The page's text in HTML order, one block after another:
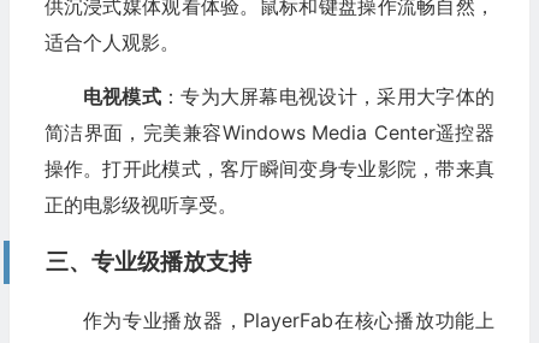
供沉浸式媒体观看体验。鼠标和键盘操作流畅自然，
适合个人观影。
电视模式：专为大屏幕电视设计，采用大字体的
简洁界面，完美兼容Windows Media Center遥控器
操作。打开此模式，客厅瞬间变身专业影院，带来真
正的电影级视听享受。
三、专业级播放支持
作为专业播放器，PlayerFab在核心播放功能上